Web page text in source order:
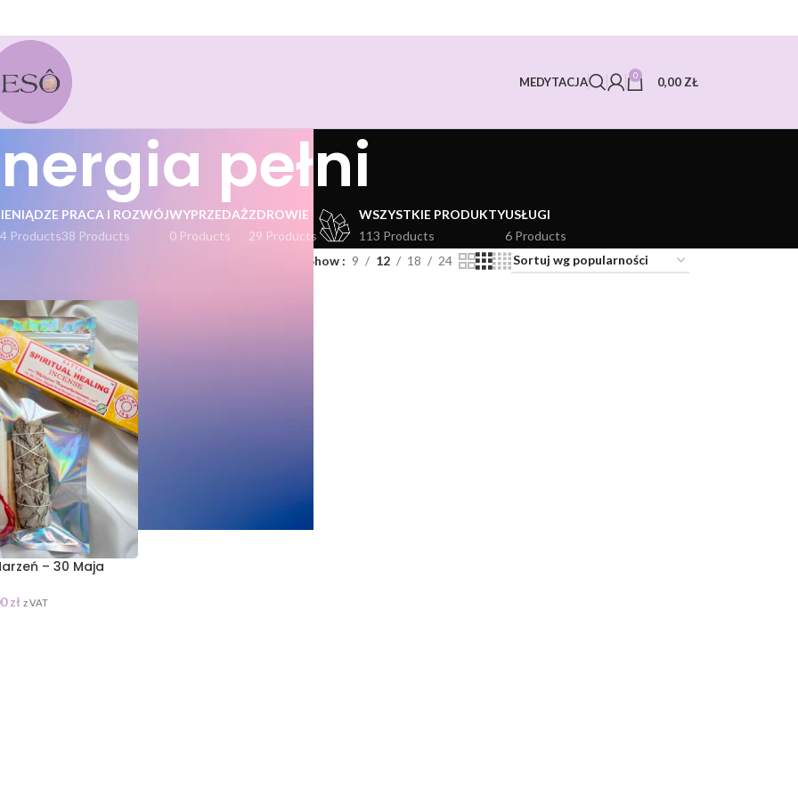
MEDYTACJA 0 0,00 ZŁ
pełni
Products
PRACA I ROZWÓJ
38 Products
WYPRZEDAŻ
0 Products
ZDROWIE
29 Products
WSZYSTKIE PRODUKTY
113 Products
USŁUGI
6 Products
Show 9 12 18 24
– 30 Maja
zł z VAT